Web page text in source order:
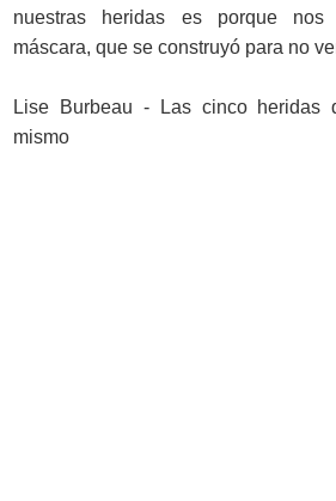
nuestras heridas es porque nos
máscara, que se construyó para no
Lise Burbeau - Las cinco heridas
mismo